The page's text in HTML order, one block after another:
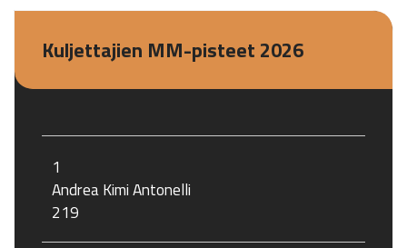
Kuljettajien MM-pisteet 2026
1
Andrea Kimi Antonelli
219